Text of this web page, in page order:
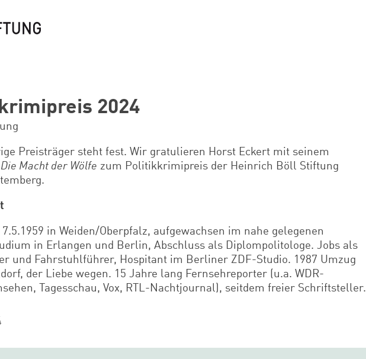
2024
Preisträger steht fest. Wir gratulieren Horst Eckert mit seinem
Die Macht der Wölfe zum Politikkrimipreis der Heinrich Böll Stiftung
7.5.1959 in Weiden/Oberpfalz, aufgewachsen im nahe gelegenen
in Erlangen und Berlin, Abschluss als Diplompolitologe. Jobs als
und Fahrstuhlführer, Hospitant im Berliner ZDF-Studio. 1987 Umzug
der Liebe wegen. 15 Jahre lang Fernsehreporter (u.a. WDR-
Tagesschau, Vox, RTL-Nachtjournal), seitdem freier Schriftsteller.